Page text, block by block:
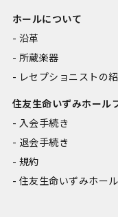
ホールについて
沿革
所蔵楽器
レセプショニストの
住友生命いずみホール
入会手続き
退会手続き
規約
住友生命いずみホー